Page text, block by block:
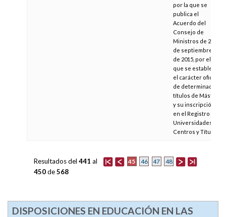
por la que se
publica el
Acuerdo del
Consejo de
Ministros de 25
de septiembre
de 2015, por el
que se establece
el carácter oficial
de determinados
títulos de Máster
y su inscripción
en el Registro de
Universidades,
Centros y Títulos
45 46 47 48
Resultados del 441 al
450de568
DISPOSICIONES EN EDUCACIÓN EN LAS